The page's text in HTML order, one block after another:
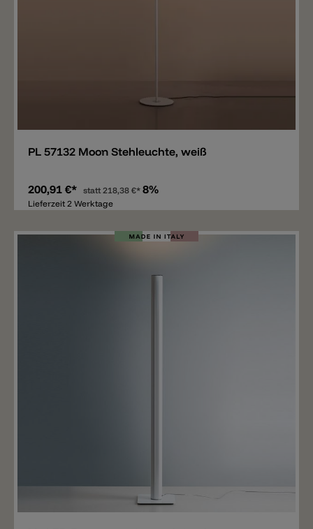
PL 57132 Moon Stehleuchte, weiß
200,91 €* statt218,38 €* 8%
Lieferzeit 2 Werktage